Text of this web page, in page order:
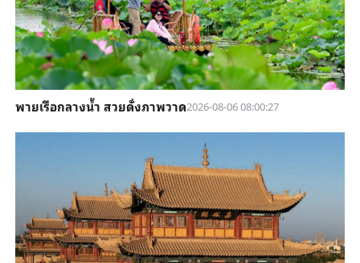
พายเรือกลางน้ำ สวยดั่งภาพวาด2026-08-06 08:00:27